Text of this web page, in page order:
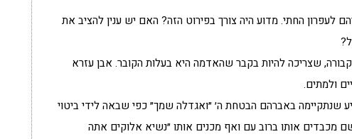
לעפרון החתי. מדוע היה צורך בפירוט הזה? האם יש ענין להציב את
שצריכה להיות בקבר שהאדמה היא בעלות הקובר. אבן עזרא
ולמתים.
שנתקיימה באברהם הבטחת ה׳ ״ואגדלה שמך״ כפי שבאה לידי ביטוי
אותו ברוב עם ואף מכנים אותו ״נשיא אלוקים אתה